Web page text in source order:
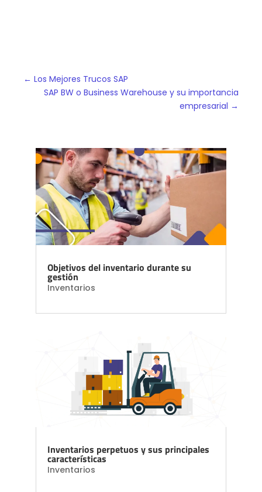
←Los Mejores Trucos SAP
SAP BW o Business Warehouse y su importancia
empresarial →
Objetivos del inventario durante su
gestión
Inventarios
Inventarios perpetuos y sus principales
características
Inventarios